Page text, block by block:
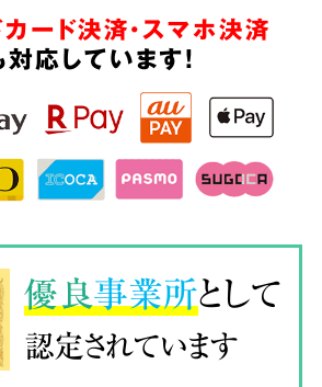
ード決済・スマホ決済
対応しています!
優良事業所として
認定されています